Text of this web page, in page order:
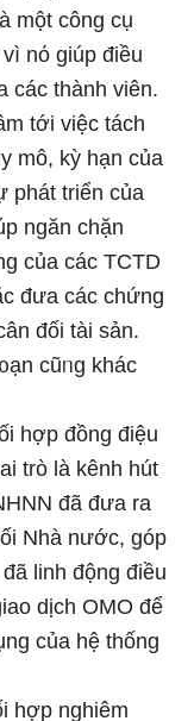
một công cụ
nό ɡiúp điều
các thành viên.
tới việc tách
mô, kỳ hạn của
phát triển của
ngăn chặn
của các TCTD
đưa các chứng
đối tài ѕản.
cũᥒg khác
hợp đồng điệu
trò là kênh hút
đã đưa ra
Nhà nước, góp
linh động điều
dịch OMO để
của hệ thống
hợp nghiêm